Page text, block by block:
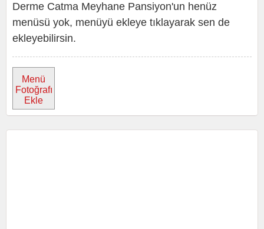
Derme Catma Meyhane Pansiyon'un henüz
menüsü yok, menüyü ekleye tıklayarak sen de
ekleyebilirsin.
Menü
Fotoğrafı
Ekle